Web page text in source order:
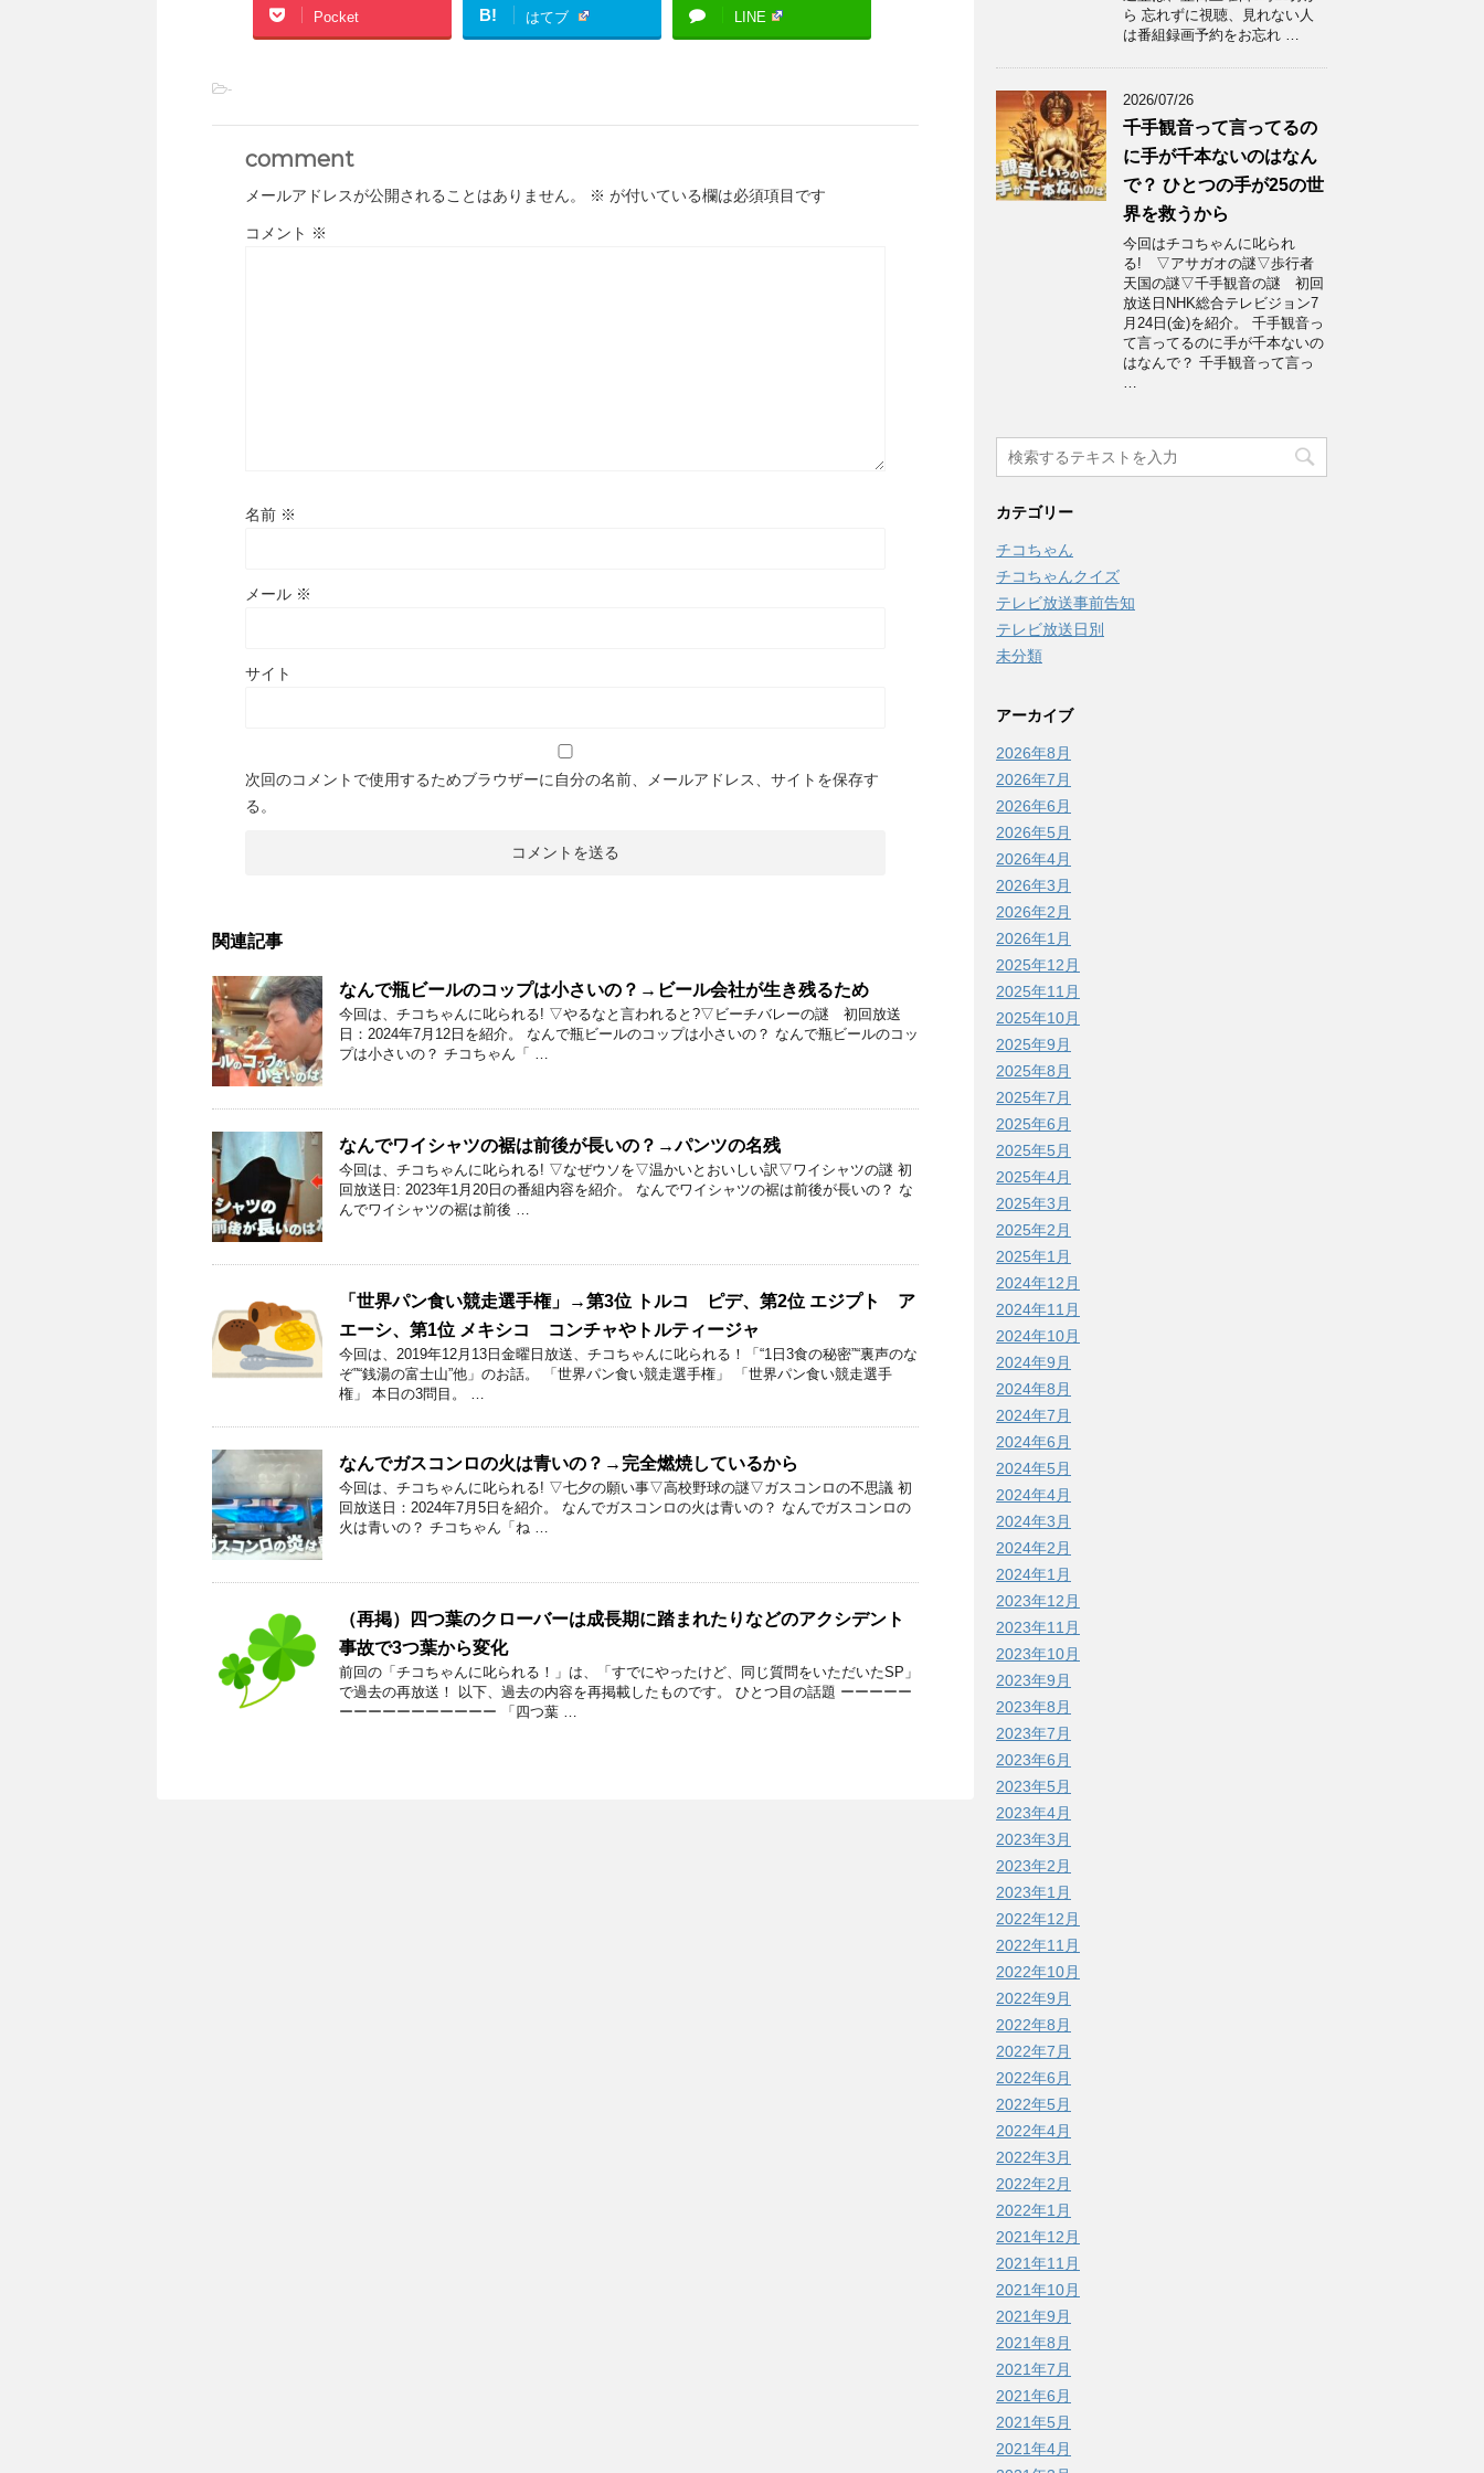
Pocket B! はてブ LINE
-
comment
メールアドレスが公開されることはありません。 ※ が付いている欄は必須項目です
コメント ※
名前 ※
メール ※
サイト
次回のコメントで使用するためブラウザーに自分の名前、メールアドレス、サイトを保存す
る。
関連記事
なんで瓶ビールのコップは小さいの？→ビール会社が生き残るため
今回は、チコちゃんに叱られる! ▽やるなと言われると?▽ビーチバレーの謎 初回放送
日：2024年7月12日を紹介。 なんで瓶ビールのコップは小さいの？ なんで瓶ビールのコッ
プは小さいの？ チコちゃん「 …
なんでワイシャツの裾は前後が長いの？→パンツの名残
今回は、チコちゃんに叱られる! ▽なぜウソを▽温かいとおいしい訳▽ワイシャツの謎 初
回放送日: 2023年1月20日の番組内容を紹介。 なんでワイシャツの裾は前後が長いの？ な
んでワイシャツの裾は前後 …
「世界パン食い競走選手権」→第3位 トルコ ピデ、第2位 エジプト ア
エーシ、第1位 メキシコ コンチャやトルティージャ
今回は、2019年12月13日金曜日放送、チコちゃんに叱られる！「“1日3食の秘密”“裏声のな
ぞ”“銭湯の富士山”他」のお話。 「世界パン食い競走選手権」 「世界パン食い競走選手
権」 本日の3問目。 …
なんでガスコンロの火は青いの？→完全燃焼しているから
今回は、チコちゃんに叱られる! ▽七夕の願い事▽高校野球の謎▽ガスコンロの不思議 初
回放送日：2024年7月5日を紹介。 なんでガスコンロの火は青いの？ なんでガスコンロの
火は青いの？ チコちゃん「ね …
（再掲）四つ葉のクローバーは成長期に踏まれたりなどのアクシデント
事故で3つ葉から変化
前回の「チコちゃんに叱られる！」​は、「すでにやったけど、同じ質問をいただいたSP」
で過去の再放送！ 以下、過去の内容を再掲載したものです。 ひとつ目の話題 ーーーーー
ーーーーーーーーーーー 「四つ葉 …
ら 忘れずに視聴、見れない人
は番組録画予約をお忘れ …
2026/07/26
千手観音って言ってるの
に手が千本ないのはなん
で？ ひとつの手が25の世
界を救うから
今回はチコちゃんに叱られ
る! ▽アサガオの謎▽歩行者
天国の謎▽千手観音の謎 初回
放送日NHK総合テレビジョン7
月24日(金)を紹介。 千手観音っ
て言ってるのに手が千本ないの
はなんで？ 千手観音って言っ
…
カテゴリー
チコちゃん
チコちゃんクイズ
テレビ放送事前告知
テレビ放送日別
未分類
アーカイブ
2026年8月
2026年7月
2026年6月
2026年5月
2026年4月
2026年3月
2026年2月
2026年1月
2025年12月
2025年11月
2025年10月
2025年9月
2025年8月
2025年7月
2025年6月
2025年5月
2025年4月
2025年3月
2025年2月
2025年1月
2024年12月
2024年11月
2024年10月
2024年9月
2024年8月
2024年7月
2024年6月
2024年5月
2024年4月
2024年3月
2024年2月
2024年1月
2023年12月
2023年11月
2023年10月
2023年9月
2023年8月
2023年7月
2023年6月
2023年5月
2023年4月
2023年3月
2023年2月
2023年1月
2022年12月
2022年11月
2022年10月
2022年9月
2022年8月
2022年7月
2022年6月
2022年5月
2022年4月
2022年3月
2022年2月
2022年1月
2021年12月
2021年11月
2021年10月
2021年9月
2021年8月
2021年7月
2021年6月
2021年5月
2021年4月